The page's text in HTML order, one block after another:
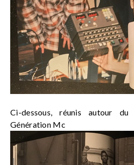
Ci-dessous, réunis autour
Génération Mc